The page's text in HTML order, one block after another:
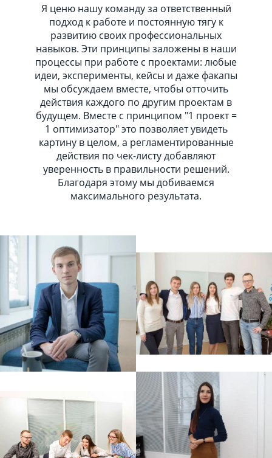
Я ценю нашу команду за ответственный
подход к работе и постоянную тягу к
развитию своих профессиональных
навыков. Эти принципы заложены в наши
процессы при работе с проектами: любые
идеи, эксперименты, кейсы и даже факапы
мы обсуждаем вместе, чтобы отточить
действия каждого по другим проектам в
будущем. Вместе с принципом "1 проект =
1 оптимизатор" это позволяет увидеть
картину в целом, а регламентированные
действия по чек-листу добавляют
уверенность в правильности решений.
Благодаря этому мы добиваемся
максимального результата.